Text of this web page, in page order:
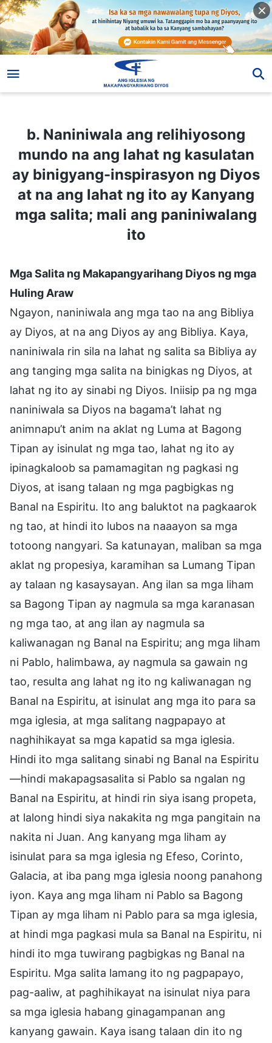
b. Naniniwala ang relihiyosong
mundo na ang lahat ng kasulatan
ay binigyang-inspirasyon ng Diyos
at na ang lahat ng ito ay Kanyang
mga salita; mali ang paniniwalang
ito
Mga Salita ng Makapangyarihang Diyos ng mga
Huling Araw
Ngayon, naniniwala ang mga tao na ang Bibliya
ay Diyos, at na ang Diyos ay ang Bibliya. Kaya,
naniniwala rin sila na lahat ng salita sa Bibliya ay
ang tanging mga salita na binigkas ng Diyos, at
lahat ng ito ay sinabi ng Diyos. Iniisip pa ng mga
naniniwala sa Diyos na bagama’t lahat ng
animnapu’t anim na aklat ng Luma at Bagong
Tipan ay isinulat ng mga tao, lahat ng ito ay
ipinagkaloob sa pamamagitan ng pagkasi ng
Diyos, at isang talaan ng mga pagbigkas ng
Banal na Espiritu. Ito ang baluktot na pagkaarok
ng tao, at hindi ito lubos na naaayon sa mga
totoong nangyari. Sa katunayan, maliban sa mga
aklat ng propesiya, karamihan sa Lumang Tipan
ay talaan ng kasaysayan. Ang ilan sa mga liham
sa Bagong Tipan ay nagmula sa mga karanasan
ng mga tao, at ang ilan ay nagmula sa
kaliwanagan ng Banal na Espiritu; ang mga liham
ni Pablo, halimbawa, ay nagmula sa gawain ng
tao, resulta ang lahat ng ito ng kaliwanagan ng
Banal na Espiritu, at isinulat ang mga ito para sa
mga iglesia, at mga salitang nagpapayo at
naghihikayat sa mga kapatid sa mga iglesia.
Hindi ito mga salitang sinabi ng Banal na Espiritu
—hindi makapagsasalita si Pablo sa ngalan ng
Banal na Espiritu, at hindi rin siya isang propeta,
at lalong hindi siya nakakita ng mga pangitain na
nakita ni Juan. Ang kanyang mga liham ay
isinulat para sa mga iglesia ng Efeso, Corinto,
Galacia, at iba pang mga iglesia noong panahong
iyon. Kaya ang mga liham ni Pablo sa Bagong
Tipan ay mga liham ni Pablo para sa mga iglesia,
at hindi mga pagkasi mula sa Banal na Espiritu, ni
hindi ito mga tuwirang pagbigkas ng Banal na
Espiritu. Mga salita lamang ito ng pagpapayo,
pag-aaliw, at paghihikayat na isinulat niya para
sa mga iglesia habang ginagampanan ang
kanyang gawain. Kaya isang talaan din ito ng